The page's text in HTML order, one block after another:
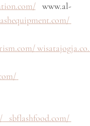
www.al-
sbflashfood.com/